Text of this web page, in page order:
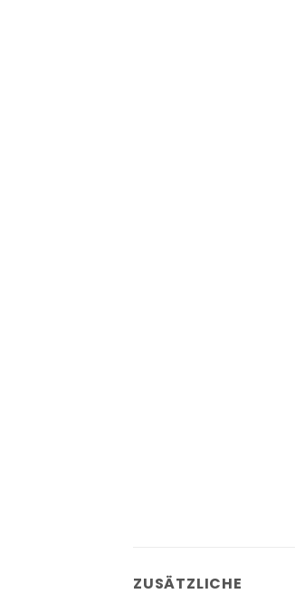
ZUSÄTZLICHE